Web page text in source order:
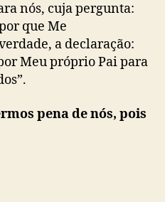
nós, cuja pergunta:
que Me
a declaração:
Meu próprio Pai para
pena de nós, pois